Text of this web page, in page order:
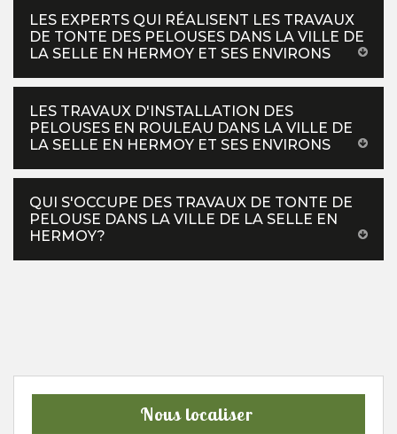
LES EXPERTS QUI RÉALISENT LES TRAVAUX
DE TONTE DES PELOUSES DANS LA VILLE DE
LA SELLE EN HERMOY ET SES ENVIRONS
LES TRAVAUX D'INSTALLATION DES
PELOUSES EN ROULEAU DANS LA VILLE DE
LA SELLE EN HERMOY ET SES ENVIRONS
QUI S'OCCUPE DES TRAVAUX DE TONTE DE
PELOUSE DANS LA VILLE DE LA SELLE EN
HERMOY?
Nous localiser